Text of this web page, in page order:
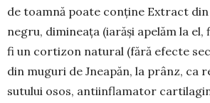
de toamnă poa­te conține Extract
negru, dimineața (iarăși ape­lăm la
fi un cortizon na­tural (fără efecte
din muguri de Jnea­păn, la prânz,
su­tului osos, antiin­fla­ma­tor